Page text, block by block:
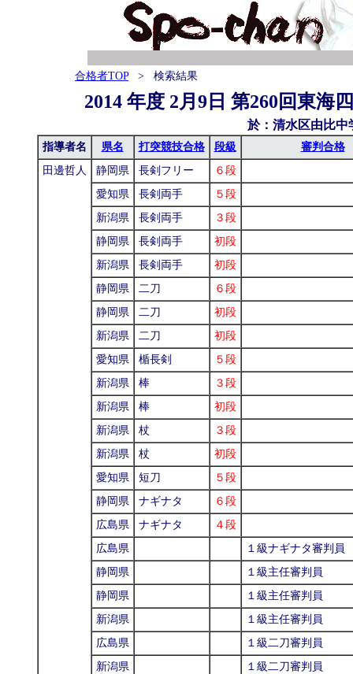
合格者TOP> 検索結果
2014 年度 2月9日 第260回東海
於：清水区由比
指導者名 県名 打突競技合格 段級
審判合格
田邊哲人
静岡県 長剣フリー
６段
愛知県
長剣両手
５段
新潟県
長剣両手
３段
静岡県
長剣両手
初段
新潟県
長剣両手
初段
静岡県
二刀
６段
静岡県
二刀
初段
新潟県
二刀
初段
愛知県
楯長剣
５段
新潟県
棒
３段
新潟県
棒
初段
新潟県
杖
３段
新潟県
杖
初段
愛知県
短刀
５段
静岡県
ナギナタ
６段
広島県
ナギナタ
４段
広島県
１級ナギナタ審判員
静岡県
１級主任審判員
静岡県
１級主任審判員
新潟県
１級主任審判員
広島県
１級二刀審判員
新潟県
１級二刀審判員